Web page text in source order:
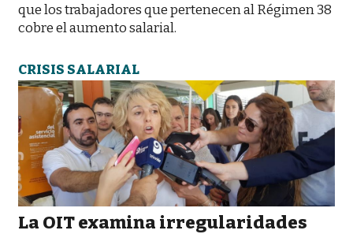
que los trabajadores que pertenecen al Régimen 38
cobre el aumento salarial.
CRISIS SALARIAL
La OIT examina irregularidades